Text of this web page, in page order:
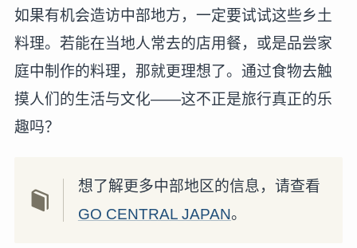
如果有机会造访中部地方，一定要试试这些乡土
料理。若能在当地人常去的店用餐，或是品尝家
庭中制作的料理，那就更理想了。通过食物去触
摸人们的生活与文化——这不正是旅行真正的乐
趣吗？
想了解更多中部地区的信息，请查看
GO CENTRAL JAPAN。